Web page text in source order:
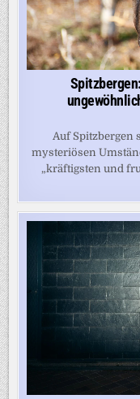
Auf Spitzbergen
mysteriösen
„kräftigsten und